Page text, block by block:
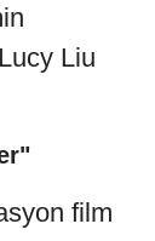
Liu
film